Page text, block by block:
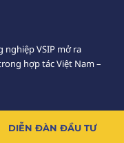
nghiệp VSIP mở ra
hợp tác Việt Nam –
DIỄN ĐÀN ĐẦU TƯ